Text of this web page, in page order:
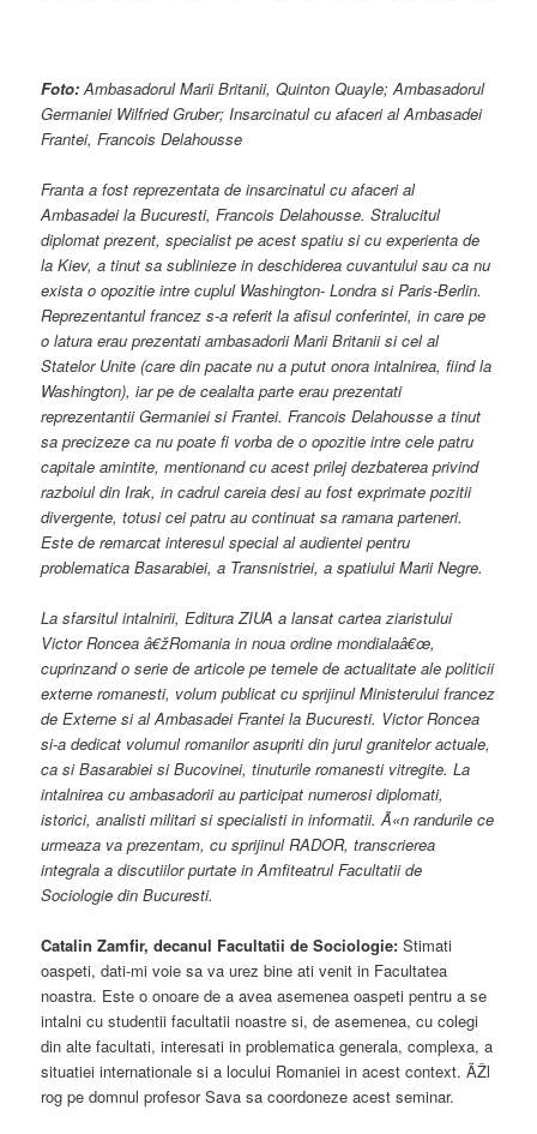
Foto: Ambasadorul Marii Britanii, Quinton Quayle; Ambasadorul
Germaniei Wilfried Gruber; Insarcinatul cu afaceri al Ambasadei
Frantei, Francois Delahousse
Franta a fost reprezentata de insarcinatul cu afaceri al
Ambasadei la Bucuresti, Francois Delahousse. Stralucitul
diplomat prezent, specialist pe acest spatiu si cu experienta de
la Kiev, a tinut sa sublinieze in deschiderea cuvantului sau ca nu
exista o opozitie intre cuplul Washington- Londra si Paris-Berlin.
Reprezentantul francez s-a referit la afisul conferintei, in care pe
o latura erau prezentati ambasadorii Marii Britanii si cel al
Statelor Unite (care din pacate nu a putut onora intalnirea, fiind la
Washington), iar pe de cealalta parte erau prezentati
reprezentantii Germaniei si Frantei. Francois Delahousse a tinut
sa precizeze ca nu poate fi vorba de o opozitie intre cele patru
capitale amintite, mentionand cu acest prilej dezbaterea privind
razboiul din Irak, in cadrul careia desi au fost exprimate pozitii
divergente, totusi cei patru au continuat sa ramana parteneri.
Este de remarcat interesul special al audientei pentru
problematica Basarabiei, a Transnistriei, a spatiului Marii Negre.
La sfarsitul intalnirii, Editura ZIUA a lansat cartea ziaristului
Victor Roncea â€žRomania in noua ordine mondialaâ€œ,
cuprinzand o serie de articole pe temele de actualitate ale politicii
externe romanesti, volum publicat cu sprijinul Ministerului francez
de Externe si al Ambasadei Frantei la Bucuresti. Victor Roncea
si-a dedicat volumul romanilor asupriti din jurul granitelor actuale,
ca si Basarabiei si Bucovinei, tinuturile romanesti vitregite. La
intalnirea cu ambasadorii au participat numerosi diplomati,
istorici, analisti militari si specialisti in informatii. Ã«n randurile ce
urmeaza va prezentam, cu sprijinul RADOR, transcrierea
integrala a discutiilor purtate in Amfiteatrul Facultatii de
Sociologie din Bucuresti.
Catalin Zamfir, decanul Facultatii de Sociologie:Stimati
oaspeti, dati-mi voie sa va urez bine ati venit in Facultatea
noastra. Este o onoare de a avea asemenea oaspeti pentru a se
intalni cu studentii facultatii noastre si, de asemenea, cu colegi
din alte facultati, interesati in problematica generala, complexa, a
situatiei internationale si a locului Romaniei in acest context. ÃŽl
rog pe domnul profesor Sava sa coordoneze acest seminar.